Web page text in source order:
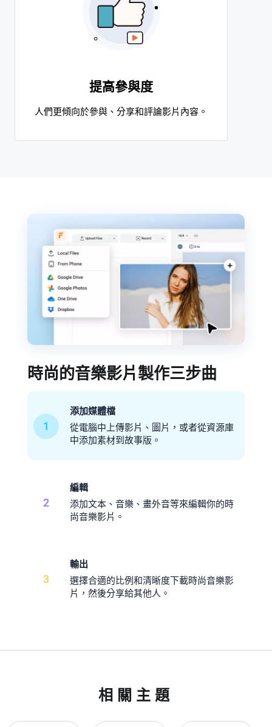
提高參與度
人們更傾向於參與、分享和評論影片內容。
時尚的音樂影片製作三步曲
1
添加媒體檔
從電腦中上傳影片、圖片，或者從資源庫
中添加素材到故事版。
2
編輯
添加文本、音樂、畫外音等來編輯你的時
尚音樂影片。
3
輸出
選擇合適的比例和清晰度下載時尚音樂影
片，然後分享給其他人。
相關主題